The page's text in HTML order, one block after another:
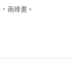
兩峰畫。